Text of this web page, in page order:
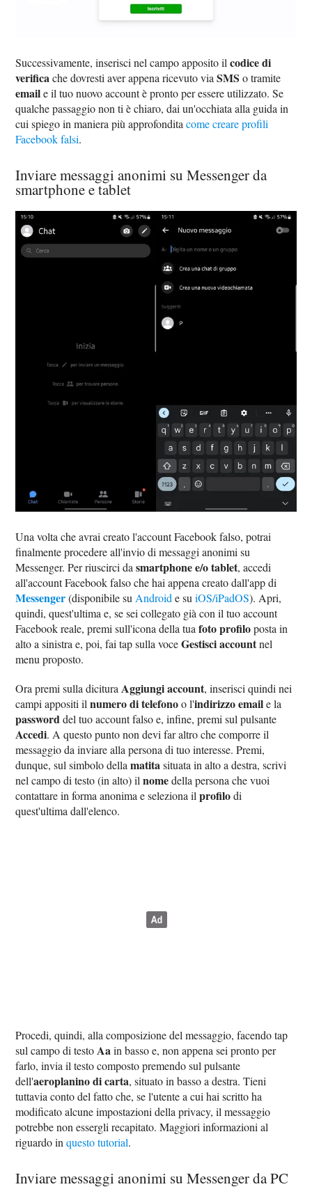
Successivamente, inserisci nel campo apposito ilcodice di
verificache dovresti aver appena ricevuto viaSMS o tramite
emaile il tuo nuovo account è pronto per essere utilizzato. Se
qualche passaggio non ti è chiaro, dai un'occhiata alla guida in
cui spiego in maniera più approfonditacome creare profili
Facebook falsi.
Inviare messaggi anonimi su Messenger da
smartphone e tablet
Una volta che avrai creato l'account Facebook falso, potrai
finalmente procedere all'invio di messaggi anonimi su
Messenger. Per riuscirci dasmartphone e/o tablet, accedi
all'account Facebook falso che hai appena creato dall'app di
Messenger(disponibile su Android e suiOS/iPadOS). Apri,
quindi, quest'ultima e, se sei collegato già con il tuo account
Facebook reale, premi sull'icona della tuafoto profiloposta in
alto a sinistra e, poi, fai tap sulla voceGestisci accountnel
menu proposto.
Ora premi sulla dicitura Aggiungi account, inserisci quindi nei
campi appositi ilnumero di telefonoo l'indirizzo emaile la
passworddel tuo account falso e, infine, premi sul pulsante
Accedi. A questo punto non devi far altro che comporre il
messaggio da inviare alla persona di tuo interesse. Premi,
dunque, sul simbolo dellamatitasituata in alto a destra, scrivi
nel campo di testo (in alto) ilnomedella persona che vuoi
contattare in forma anonima e seleziona ilprofilodi
quest'ultima dall'elenco.
Procedi, quindi, alla composizione del messaggio, facendo tap
sul campo di testo Aain basso e, non appena sei pronto per
farlo, invia il testo composto premendo sul pulsante
dell'aeroplanino di carta, situato in basso a destra. Tieni
tuttavia conto del fatto che, se l'utente a cui hai scritto ha
modificato alcune impostazioni della privacy, il messaggio
potrebbe non essergli recapitato. Maggiori informazioni al
riguardo inquesto tutorial.
Inviare messaggi anonimi su Messenger da PC